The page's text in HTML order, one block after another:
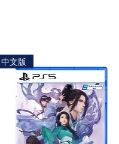
中文版